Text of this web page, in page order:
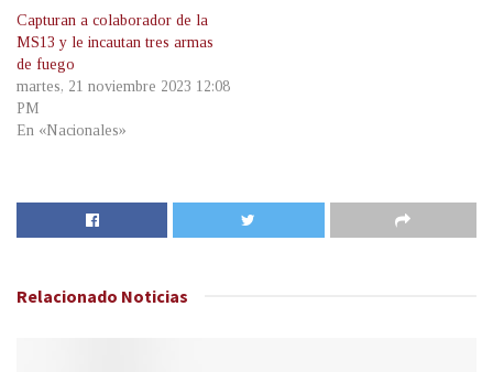
Capturan a colaborador de la
MS13 y le incautan tres armas
de fuego
martes, 21 noviembre 2023 12:08
PM
En «Nacionales»
Relacionado Noticias